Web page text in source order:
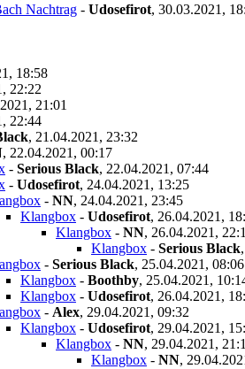
Nachtrag - Udosefirot, 30.03.2021,
18:58
22:22
21:01
22:44
, 21.04.2021, 23:32
, 22.04.2021, 00:17
- Serious Black, 22.04.2021, 07:44
- Udosefirot, 24.04.2021, 13:25
- NN, 24.04.2021, 23:45
Klangbox - Udosefirot, 26.04.2021,
Klangbox - NN, 26.04.2021,
Klangbox - Serious Black,
- Serious Black, 25.04.2021, 08:06
Klangbox - Boothby, 25.04.2021,
Klangbox - Udosefirot, 26.04.2021,
- Alex, 29.04.2021, 09:32
Klangbox - Udosefirot, 29.04.2021,
Klangbox - NN, 29.04.2021,
Klangbox - NN,